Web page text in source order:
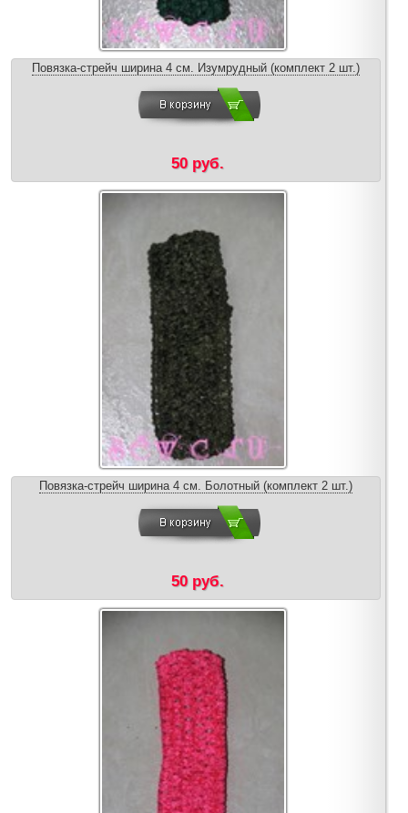
Повязка-стрейч ширина 4 см. Изумрудный (комплект 2 шт.)
50 руб.
Повязка-стрейч ширина 4 см. Болотный (комплект 2 шт.)
50 руб.